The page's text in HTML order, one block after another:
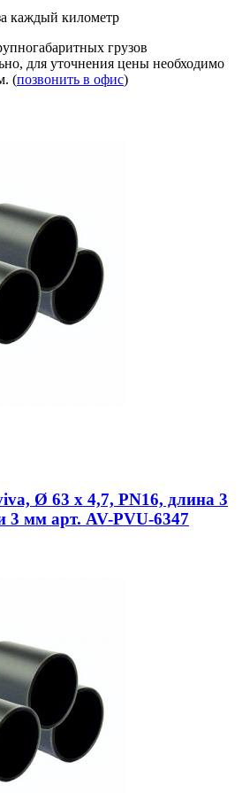
каждый километр
грузов
для уточнения цены необходимо
(позвонить в офис)
Ø 63 x 4,7, PN16, длина 3
3 мм арт. AV-PVU-6347